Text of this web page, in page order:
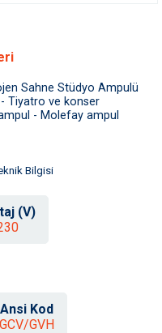
Sahne Stüdyo Ampulü
Tiyatro ve konser
- Molefay ampul
Bilgisi
(V)
Ansi Kod
GCV/GVH